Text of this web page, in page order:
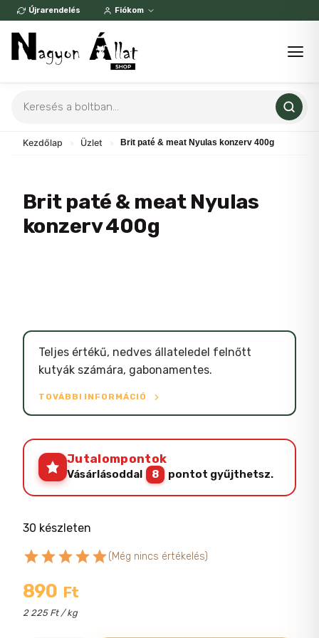
Skip
content
Újrarendelés Fiókom
search
Kezdőlap Üzlet Brit paté & meat Nyulas konzerv 400g
Brit paté & meat Nyulas
konzerv 400g
starstarstarstarstar(Még nincs értékelés)
890 Ft
2 225 Ft / kg
Teljes értékű, nedves állateledel felnőtt
kutyák számára, gabonamentes.
TOVÁBBI INFORMÁCIÓ
Jutalompontok
Vásárlásoddal 8 pontot gyűjthetsz.
30 készleten